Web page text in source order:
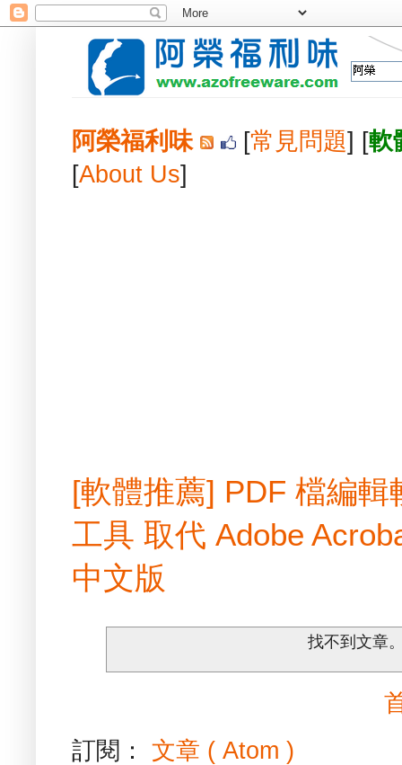
阿榮福利味 [常見問題] [軟
[About Us]
[軟體推薦] PDF 檔編
工具 取代 Adobe
中文版
找不到文章
訂閱： 文章 ( Atom )